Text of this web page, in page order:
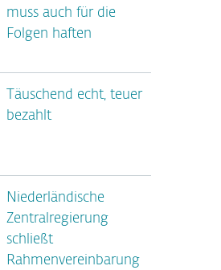
muss auch für die
Folgen haften
Täuschend echt, teuer
bezahlt
Niederländische
Zentralregierung
schließt
Rahmenvereinbarung